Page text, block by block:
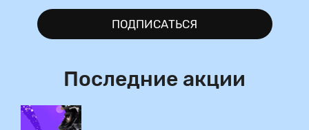
ПОДПИСАТЬСЯ
Последние акции